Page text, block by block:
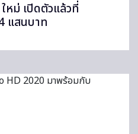
ม่ เปิดตัวแล้วที่
แสนบาท